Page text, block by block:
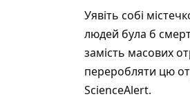
Уявіть собі
людей була б
замість масових
переробляти цю
ScienceAlert.